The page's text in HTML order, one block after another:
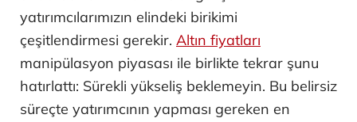
yatırımcılarımızın elindeki birikimi
çeşitlendirmesi gerekir. Altın fiyatları
manipülasyon piyasası ile birlikte tekrar şunu
hatırlattı: Sürekli yükseliş beklemeyin. Bu belirsiz
süreçte yatırımcının yapması gereken en